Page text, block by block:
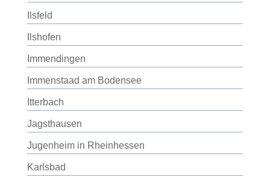
Ilsfeld
Ilshofen
Immendingen
Immenstaad am Bodensee
Itterbach
Jagsthausen
Jugenheim in Rheinhessen
Karlsbad